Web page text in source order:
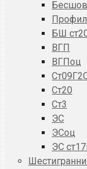
БШ
ВГП
ВГПоц
Ст20
Ст3
ЭС
ЭСоц
ЭС